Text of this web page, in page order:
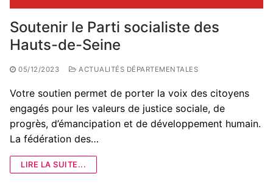
Soutenir le Parti socialiste des
Hauts-de-Seine
05/12/2023 ACTUALITÉS DÉPARTEMENTALES
Votre soutien permet de porter la voix des citoyens
engagés pour les valeurs de justice sociale, de
progrès, d’émancipation et de développement humain.
La fédération des…
LIRE LA SUITE...